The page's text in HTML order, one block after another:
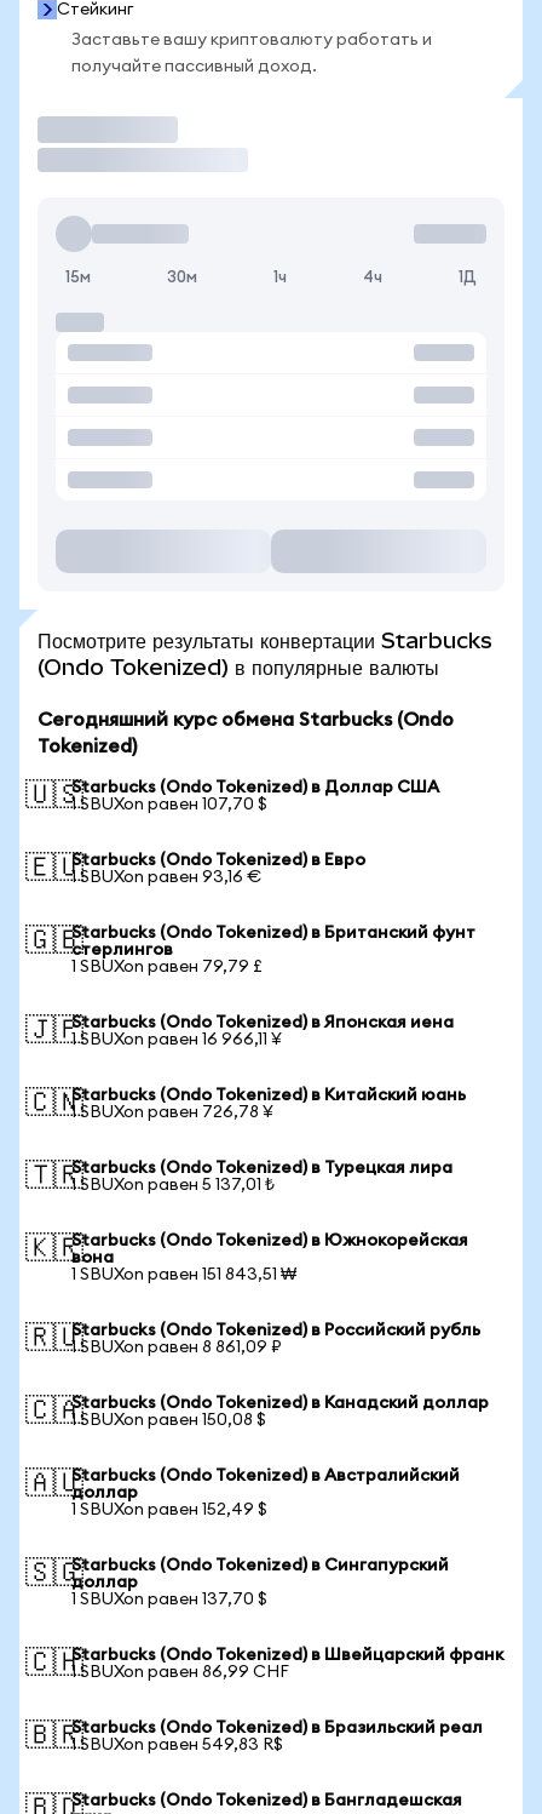
Стейкинг
Заставьте вашу криптовалюту работать и
получайте пассивный доход.
15м 30м 1ч 4ч 1Д
Посмотрите результаты конвертации Starbucks
(Ondo Tokenized) в популярные валюты
Сегодняшний курс обмена Starbucks (Ondo
Tokenized)
🇺🇸Starbucks (Ondo Tokenized) в Доллар США
1 SBUXon равен 107,70 $
🇪🇺Starbucks (Ondo Tokenized) в Евро
1 SBUXon равен 93,16 €
🇬🇧Starbucks (Ondo Tokenized) в Британский фунт
стерлингов
1 SBUXon равен 79,79 £
🇯🇵Starbucks (Ondo Tokenized) в Японская иена
1 SBUXon равен 16 966,11 ¥
🇨🇳Starbucks (Ondo Tokenized) в Китайский юань
1 SBUXon равен 726,78 ¥
🇹🇷Starbucks (Ondo Tokenized) в Турецкая лира
1 SBUXon равен 5 137,01 ₺
🇰🇷Starbucks (Ondo Tokenized) в Южнокорейская
вона
1 SBUXon равен 151 843,51 ₩
🇷🇺Starbucks (Ondo Tokenized) в Российский рубль
1 SBUXon равен 8 861,09 ₽
🇨🇦Starbucks (Ondo Tokenized) в Канадский доллар
1 SBUXon равен 150,08 $
🇦🇺Starbucks (Ondo Tokenized) в Австралийский
доллар
1 SBUXon равен 152,49 $
🇸🇬Starbucks (Ondo Tokenized) в Сингапурский
доллар
1 SBUXon равен 137,70 $
🇨🇭Starbucks (Ondo Tokenized) в Швейцарский франк
1 SBUXon равен 86,99 CHF
🇧🇷Starbucks (Ondo Tokenized) в Бразильский реал
1 SBUXon равен 549,83 R$
Starbucks (Ondo Tokenized) в Бангладешская